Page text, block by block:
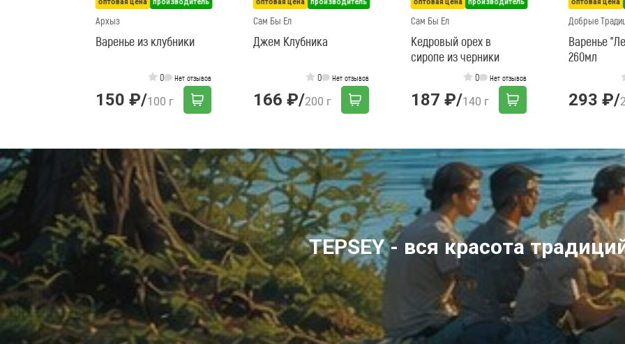
оптовая цена производитель
Архыз
Варенье из клубники
0 Нет отзывов
150 ₽/100 г
оптовая цена производитель
Сам Бы Ел
Джем Клубника
0 Нет отзывов
166 ₽/200 г
оптовая цена производитель
Сам Бы Ел
Кедровый орех в
сиропе из черники
0 Нет отзывов
187 ₽/140 г
оптовая цена
Добрые
Варенье
260мл
293 ₽/
TEPSEY - вся красота